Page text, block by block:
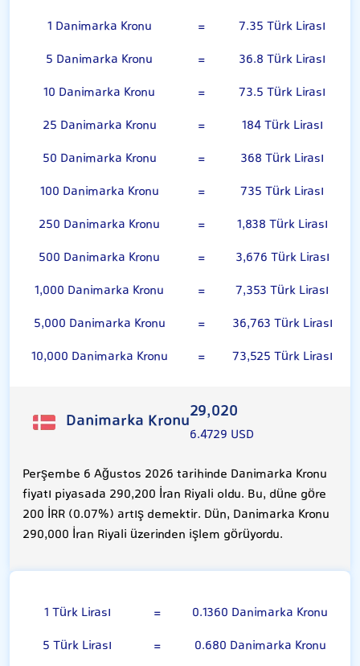
1 Danimarka Kronu =
7.35 Türk Lirası
5 Danimarka Kronu
=
36.8 Türk Lirası
10 Danimarka Kronu
=
73.5 Türk Lirası
25 Danimarka Kronu
=
184 Türk Lirası
50 Danimarka Kronu
=
368 Türk Lirası
100 Danimarka Kronu
=
735 Türk Lirası
250 Danimarka Kronu
=
1,838 Türk Lirası
500 Danimarka Kronu
=
3,676 Türk Lirası
1,000 Danimarka Kronu
=
7,353 Türk Lirası
5,000 Danimarka Kronu
=
36,763 Türk Lirası
10,000 Danimarka Kronu
= 73,525 Türk Lirası
Danimarka Kronu29,020
6.4729 USD
Perşembe 6 Ağustos 2026 tarihinde Danimarka Kronu
fiyatı piyasada 290,200 İran Riyali oldu. Bu, düne göre
200 İRR (0.07%) artış demektir. Dün, Danimarka Kronu
290,000 İran Riyali üzerinden işlem görüyordu.
1 Türk Lirası =
0.1360 Danimarka Kronu
5 Türk Lirası
= 0.680 Danimarka Kronu